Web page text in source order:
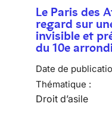
Le Paris des
regard sur
invisible et
du 10e
Date de
Thématique :
Droit d’asile